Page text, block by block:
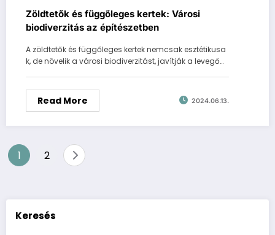
Zöldtetők és függőleges kertek: Városi
biodiverzitás az építészetben
A zöldtetők és függőleges kertek nemcsak esztétikusa
k, de növelik a városi biodiverzitást, javítják a levegő…
Read More 2024.06.13.
Bejegyzések
1 2
Keresés